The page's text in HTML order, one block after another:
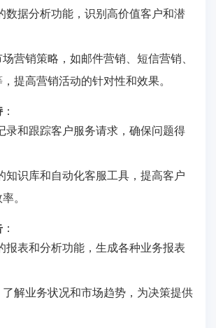
数据分析功能，识别高价值客户和潜
营销策略，如邮件营销、短信营销、
提高营销活动的针对性和效果。
：
录和跟踪客户服务请求，确保问题得
知识库和自动化客服工具，提高客户
。
：
报表和分析功能，生成各种业务报表
解业务状况和市场趋势，为决策提供